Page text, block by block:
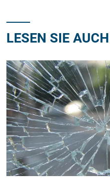
LESEN SIE AUCH